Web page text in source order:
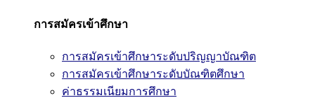
การสมัครเข้าศึกษา
การสมัครเข้าศึกษาระดับปริญญาบัณฑิต
การสมัครเข้าศึกษาระดับบัณฑิตศึกษา
ค่าธรรมเนียมการศึกษา